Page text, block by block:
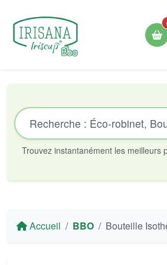
Trouvez instantanément les meilleurs
Accueil BBO Bouteille Isotherme BBO Irisana avec